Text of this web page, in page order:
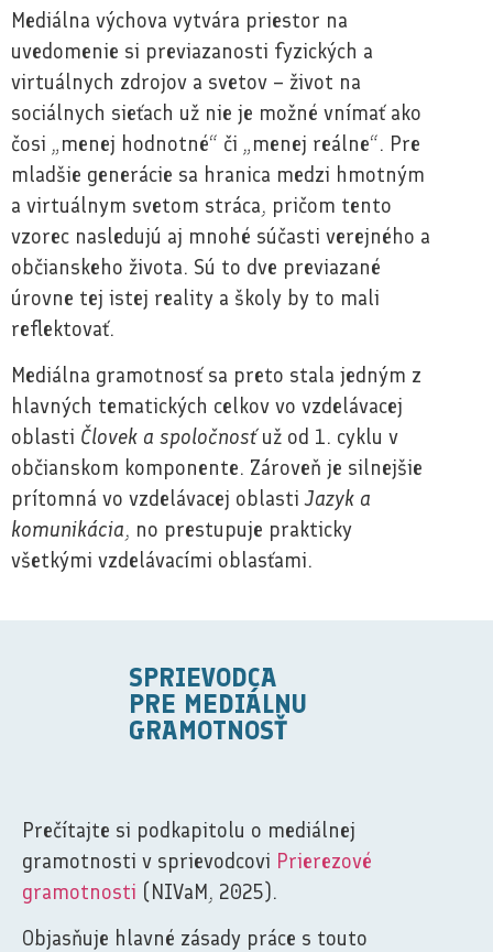
Mediálna výchova vytvára priestor na
uvedomenie si previazanosti fyzických a
virtuálnych zdrojov a svetov – život na
sociálnych sieťach už nie je možné vnímať ako
čosi „menej hodnotné“ či „menej reálne“. Pre
mladšie generácie sa hranica medzi hmotným
a virtuálnym svetom stráca, pričom tento
vzorec nasledujú aj mnohé súčasti verejného a
občianskeho života. Sú to dve previazané
úrovne tej istej reality a školy by to mali
reflektovať.
Mediálna gramotnosť sa preto stala jedným z
hlavných tematických celkov vo vzdelávacej
oblasti Človek a spoločnosťuž od 1. cyklu v
občianskom komponente. Zároveň je silnejšie
prítomná vo vzdelávacej oblastiJazyk a
komunikácia, no prestupuje prakticky
všetkými vzdelávacími oblasťami.
SPRIEVODCA
PRE MEDIÁLNU
GRAMOTNOSŤ
Prečítajte si podkapitolu o mediálnej
gramotnosti v sprievodcovi Prierezové
gramotnosti (NIVaM, 2025).
Objasňuje hlavné zásady práce s touto